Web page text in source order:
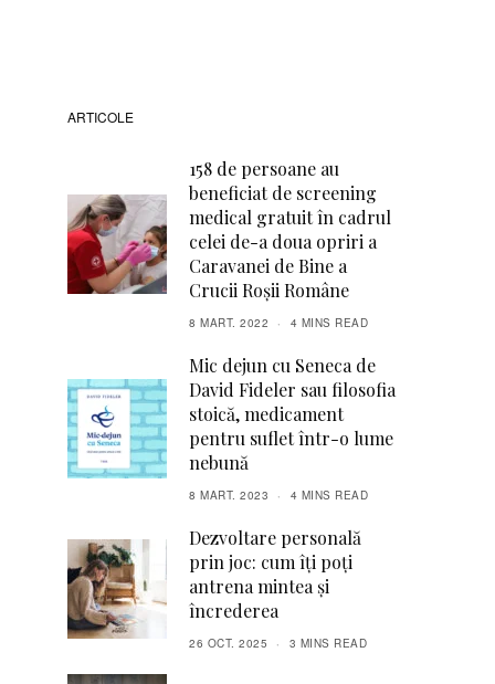
ARTICOLE
158 de persoane au
beneficiat de screening
medical gratuit în cadrul
celei de-a doua opriri a
Caravanei de Bine a
Crucii Roșii Române
8 MART. 2022 4 MINS READ
Mic dejun cu Seneca de
David Fideler sau filosofia
stoică, medicament
pentru suflet într-o lume
nebună
8 MART. 2023 4 MINS READ
Dezvoltare personală
prin joc: cum îți poți
antrena mintea și
încrederea
26 OCT. 2025 3 MINS READ